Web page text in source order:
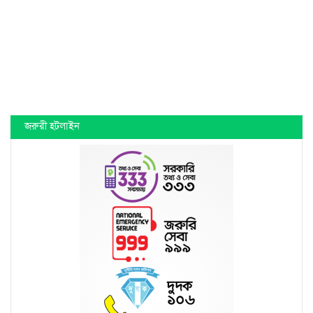
জরুরী হটলাইন